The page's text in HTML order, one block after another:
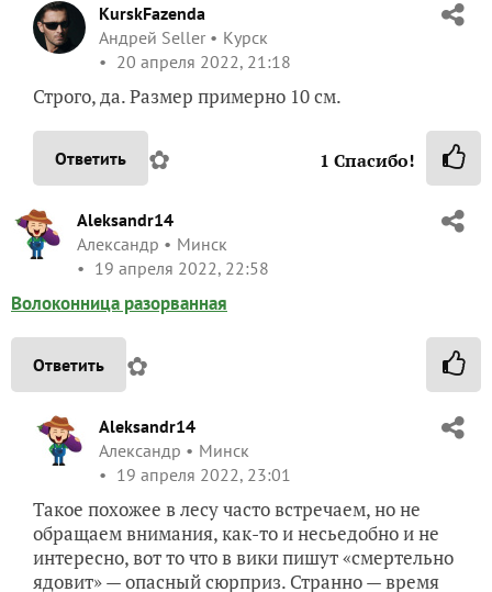
KurskFazenda
Андрей Seller
Курск
20 апреля 2022, 21:18
Строго, да. Размер примерно 10 см.
Ответить ✿ 1 Спасибо!
Aleksandr14
Александр
Минск
19 апреля 2022, 22:58
Волоконница разорванная
Ответить ✿
Aleksandr14
Александр
Минск
19 апреля 2022, 23:01
Такое похожее в лесу часто встречаем, но не
обращаем внимания, как-то и несьедобно и не
интересно, вот то что в вики пишут «смертельно
ядовит» — опасный сюрприз. Странно — время